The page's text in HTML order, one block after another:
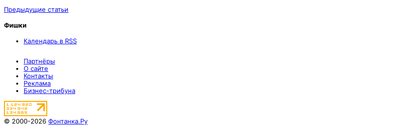
Предыдущие статьи
Фишки
Календарь в RSS
Партнёры
О сайте
Контакты
Реклама
Бизнес-трибуна
© 2000-2026 Фонтанка.Ру